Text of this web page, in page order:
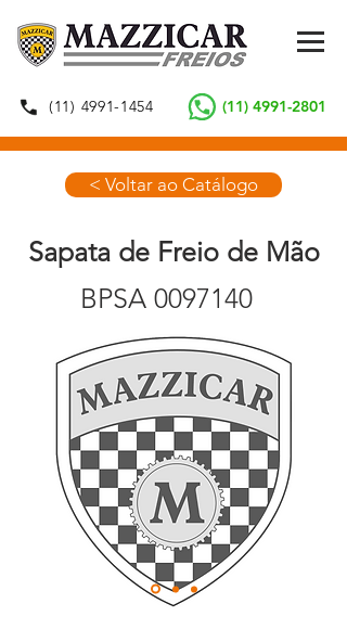
(11) 4991-1454 (11) 4991-2801
< Voltar ao Catálogo
Sapata de Freio de Mão
BPSA 0097140